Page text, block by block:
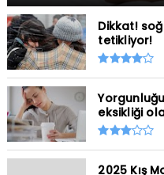
Dikkat!
tetikliyor!
eksikliği
2025 Kış